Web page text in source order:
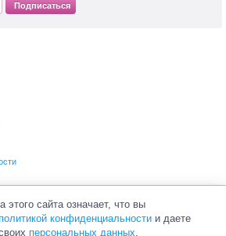
Подписаться
этого сайта означает, что вы
политикой конфиденциальности и даете
персональных данных.